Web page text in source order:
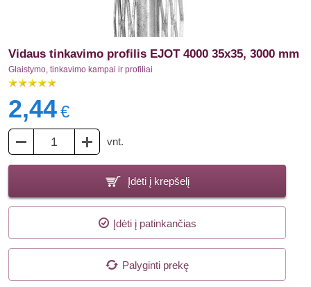
Vidaus tinkavimo profilis EJOT 4000 35x35, 3000 mm
Glaistymo, tinkavimo kampai ir profiliai
2,44€
vnt.
Įdėti į krepšelį
Įdėti į patinkančias
Palyginti prekę